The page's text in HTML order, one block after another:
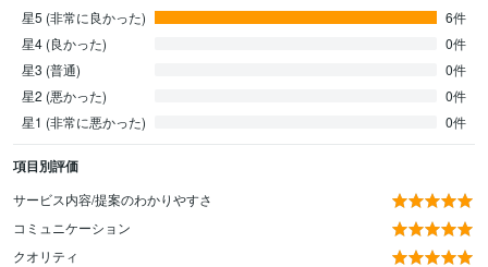
星5 (非常に良かった)
6件
星4 (良かった)
0件
星3 (普通)
0件
星2 (悪かった)
0件
星1 (非常に悪かった)
0件
項目別評価
サービス内容/提案のわかりやすさ
コミュニケーション
クオリティ